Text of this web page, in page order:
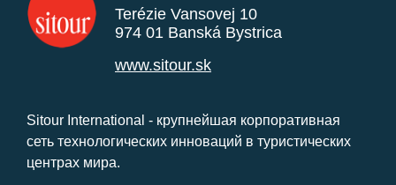
Terézie Vansovej 10
974 01 Banská Bystrica
www.sitour.sk
Sitour International - крупнейшая корпоративная
сеть технологических инноваций в туристических
центрах мира.